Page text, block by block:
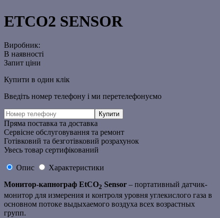
ETCO2 SENSOR
Виробник:
В наявності
Запит ціни
Купити в один клік
Введіть номер телефону і ми перетелефонуємо
Пряма поставка та доставка
Сервісне обслуговування та ремонт
Готівковий та безготівковий розрахунок
Увесь товар сертифікований
Опис
Характеристики
Монитор-капнограф EtCO2 Sensor – портативный датчик-
монитор для измерения и контроля уровня углекислого газа в
основном потоке выдыхаемого воздуха всех возрастных
групп.